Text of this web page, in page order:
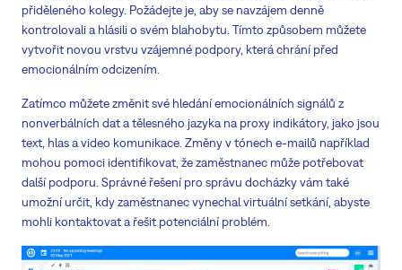
přiděleného kolegy. Požádejte je, aby se navzájem denně
kontrolovali a hlásili o svém blahobytu. Tímto způsobem můžete
vytvořit novou vrstvu vzájemné podpory, která chrání před
emocionálním odcizením.
Zatímco můžete změnit své hledání emocionálních signálů z
nonverbálních dat a tělesného jazyka na proxy indikátory, jako jsou
text, hlas a video komunikace. Změny v tónech e-mailů například
mohou pomoci identifikovat, že zaměstnanec může potřebovat
další podporu. Správné řešení pro správu docházky vám také
umožní určit, kdy zaměstnanec vynechal virtuální setkání, abyste
mohli kontaktovat a řešit potenciální problém.